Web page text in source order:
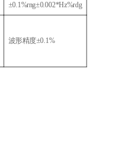
±0.1%rng±0.002*Hz%rdg
波形精度±0.1%